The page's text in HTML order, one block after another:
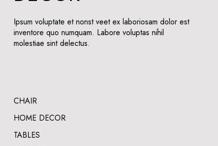
Ipsum voluptate et nonst veet ex laboriosam dolor est
inventore quo numquam. Labore voluptas nihil
molestiae sint delectus.
CHAIR
HOME DECOR
TABLES